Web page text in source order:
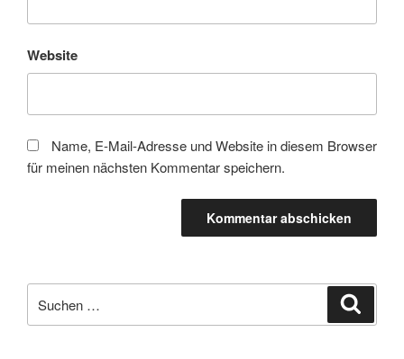
Website
Name, E-Mail-Adresse und Website in diesem Browser
für meinen nächsten Kommentar speichern.
nach: